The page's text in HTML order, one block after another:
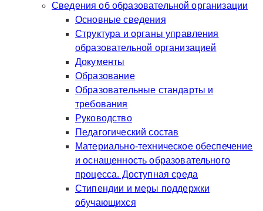
Сведения об образовательной организации
Основные сведения
Структура и органы управления
образовательной организацией
Документы
Образование
Образовательные стандарты и
требования
Руководство
Педагогический состав
Материально-техническое обеспечение
и оснащенность образовательного
процесса. Доступная среда
Стипендии и меры поддержки
обучающихся